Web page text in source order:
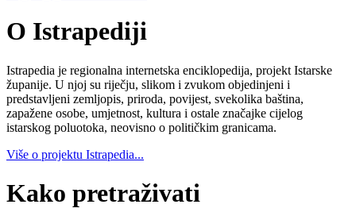
O Istrapediji
Istrapedia je regionalna internetska enciklopedija, projekt Istarske
županije. U njoj su riječju, slikom i zvukom objedinjeni i
predstavljeni zemljopis, priroda, povijest, svekolika baština,
zapažene osobe, umjetnost, kultura i ostale značajke cijelog
istarskog poluotoka, neovisno o političkim granicama.
Više o projektu Istrapedia...
Kako pretraživati